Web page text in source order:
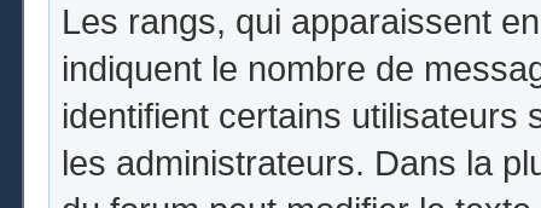
Les rangs, qui apparaissent
indiquent le nombre de
identifient certains utilisateurs
les administrateurs. Dans la